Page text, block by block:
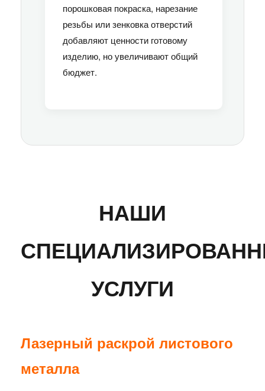
порошковая покраска, нарезание
резьбы или зенковка отверстий
добавляют ценности готовому
изделию, но увеличивают общий
бюджет.
НАШИ
УСЛУГИ
Лазерный раскрой листового
металла